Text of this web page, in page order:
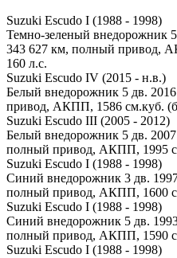
Suzuki Escudo I (1988 - 1998)
Темно-зеленый внедорожник 5
343 627 км, полный привод,
160 л.с.
Suzuki Escudo IV (2015 - н.в.)
Белый внедорожник 5 дв.
привод, АКПП, 1586 см.куб.
Suzuki Escudo III (2005 - 2012)
Белый внедорожник 5 дв. 2007
полный привод, АКПП, 1995
Suzuki Escudo I (1988 - 1998)
Синий внедорожник 3 дв.
полный привод, АКПП, 1600
Suzuki Escudo I (1988 - 1998)
Синий внедорожник 5 дв.
полный привод, АКПП, 1590
Suzuki Escudo I (1988 - 1998)